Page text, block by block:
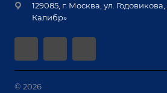
Позиционеры и вращатели
Машины контактной сварки
Гарантия
автоматизации
129085, г. Москва, ул.
Калибр»
© 2026